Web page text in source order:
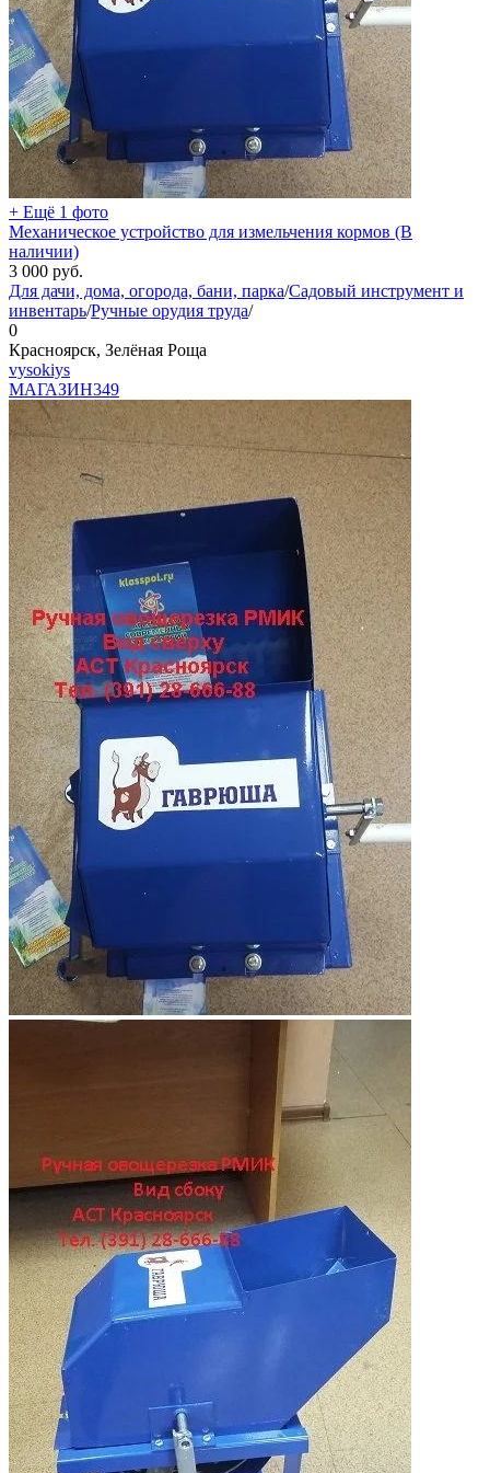
+ Ещё 1 фото
Механическое устройство для измельчения кормов (В
наличии)
3 000 руб.
Для дачи, дома, огорода, бани, парка/Садовый инструмент и
инвентарь/Ручные орудия труда/
0
Красноярск, Зелёная Роща
vysokiys
МАГАЗИН349